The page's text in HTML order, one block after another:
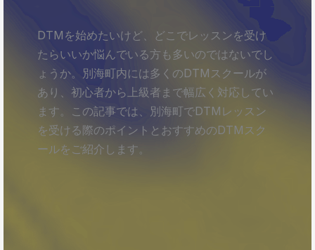
DTMを始めたいけど、どこでレッスンを受け
たらいいか悩んでいる方も多いのではないでし
ょうか。別海町内には多くのDTMスクールが
あり、初心者から上級者まで幅広く対応してい
ます。この記事では、別海町でDTMレッスン
を受ける際のポイントとおすすめのDTMスク
ールをご紹介します。